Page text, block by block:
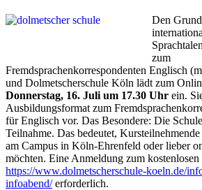
Den
zum
Fremdsprachenkorrespondenten Englisch
und Dolmetscherschule Köln lädt zum
Donnerstag, 16. Juli um 17.30 Uhr ein.
Ausbildungsformat zum
für Englisch vor. Das Besondere: Die
Teilnahme. Das bedeutet,
am Campus in Köln-Ehrenfeld oder lieber
möchten. Eine Anmeldung zum
https://www.dolmetscherschule-koeln.de/
infoabend/erforderlich.